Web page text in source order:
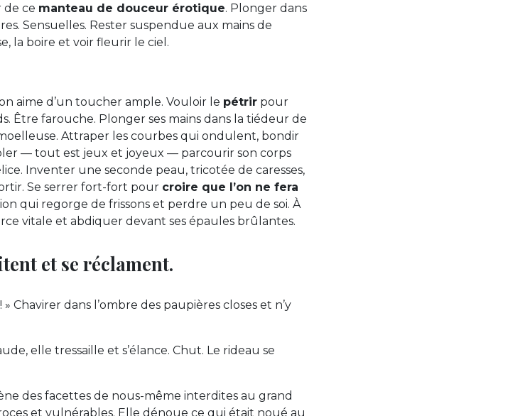
de ce manteau de douceur érotique. Plonger dans
Sensuelles. Rester suspendue aux mains de
la boire et voir fleurir le ciel.
aime d’un toucher ample. Vouloir le pétrir pour
Être farouche. Plonger ses mains dans la tiédeur de
Attraper les courbes qui ondulent, bondir
— tout est jeux et joyeux — parcourir son corps
Inventer une seconde peau, tricotée de caresses,
Se serrer fort-fort pour croire que l’on ne fera
qui regorge de frissons et perdre un peu de soi. À
vitale et abdiquer devant ses épaules brûlantes.
et se réclament.
Chavirer dans l’ombre des paupières closes et n’y
elle tressaille et s’élance. Chut. Le rideau se
des facettes de nous-même interdites au grand
et vulnérables. Elle dénoue ce qui était noué au